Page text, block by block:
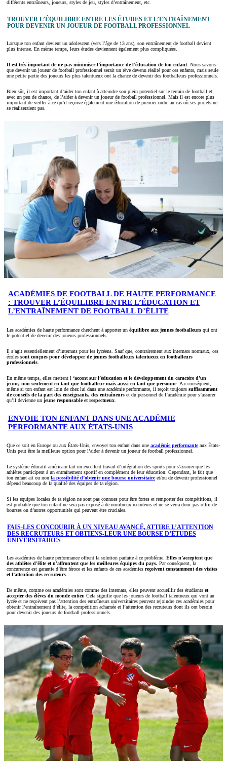
différents entraîneurs, joueurs, styles de jeu, styles d’entraînement, etc.
TROUVER L’ÉQUILIBRE ENTRE LES ÉTUDES ET L’ENTRAÎNEMENT
POUR DEVENIR UN JOUEUR DE FOOTBALL PROFESSIONNEL
Lorsque ton enfant devient un adolescent (vers l’âge de 13 ans), son entraînement de football devient
plus intense. En même temps, leurs études deviennent également plus compliquées.
Il est très important de ne pas minimiser l’importance de l’éducation de ton enfant . Nous savons
que devenir un joueur de football professionnel serait un rêve devenu réalité pour ces enfants, mais seule
une petite partie des joueurs les plus talentueux ont la chance de devenir des footballeurs professionnels.
Bien sûr, il est important d’aider ton enfant à atteindre son plein potentiel sur le terrain de football et,
avec un peu de chance, de l’aider à devenir un joueur de football professionnel. Mais il est encore plus
important de veiller à ce qu’il reçoive également une éducation de premier ordre au cas où ses projets ne
se réaliseraient pas.
ACADÉMIES DE FOOTBALL DE HAUTE PERFORMANCE
: TROUVER L’ÉQUILIBRE ENTRE L’ÉDUCATION ET
L’ENTRAÎNEMENT DE FOOTBALL D’ÉLITE
Les académies de haute performance cherchent à apporter un équilibre aux jeunes footballeurs qui ont
le potentiel de devenir des joueurs professionnels.
Il s’agit essentiellement d’internats pour les lycéens. Sauf que, contrairement aux internats normaux, ces
écoles sont conçues pour développer de jeunes footballeurs talentueux en footballeurs
professionnels
En même temps, elles mettent l ‘accent sur l’éducation et le développement du caractère d’un
jeune, non seulement en tant que footballeur mais aussi en tant que personne. Par conséquent,
même si ton enfant est loin de chez lui dans une académie performante, il reçoit toujours suffisamment
de conseils de la part des enseignants, des entraîneurs et du personnel de l’académie pour s’assurer
qu’il devienne un jeune responsable et respectueux
ENVOIE TON ENFANT DANS UNE ACADÉMIE
PERFORMANTE AUX ÉTATS-UNIS
Que ce soit en Europe ou aux États-Unis, envoyer ton enfant dans une académie performanteaux États-
Unis peut être la meilleure option pour l’aider à devenir un joueur de football professionnel.
Le système éducatif américain fait un excellent travail d’intégration des sports pour s’assurer que les
athlètes participent à un entraînement sportif en complément de leur éducation. Cependant, le fait que
ton enfant ait ou non la possibilité d’obtenir une bourse universitaireet/ou de devenir professionnel
dépend beaucoup de la qualité des équipes de ta région.
Si les équipes locales de ta région ne sont pas connues pour être fortes et remporter des compétitions, il
est probable que ton enfant ne sera pas exposé à de nombreux recruteurs et ne se verra donc pas offrir de
bourses ou d’autres opportunités qui peuvent être cruciales.
FAIS-LES CONCOURIR À UN NIVEAU AVANCÉ, ATTIRE L’ATTENTION
DES RECRUTEURS ET OBTIENS-LEUR UNE BOURSE D’ÉTUDES
UNIVERSITAIRES
Les académies de haute performance offrent la solution parfaite à ce problème. Elles n’acceptent que
des athlètes d’élite et n’affrontent que les meilleures équipes du pays. Par conséquent, la
concurrence est garantie d’être féroce et les enfants de ces académies reçoivent constamment des visites
et l’attention des recruteurs
De même, comme ces académies sont comme des internats, elles peuvent accueillir des étudiants et
accepter des élèves du monde entier. Cela signifie que les joueurs de football talentueux qui vont au
lycée et ne reçoivent pas l’attention des entraîneurs universitaires peuvent rejoindre ces académies pour
obtenir l’entraînement d’élite, la compétition acharnée et l’attention des recruteurs dont ils ont besoin
pour devenir des joueurs de football professionnels.